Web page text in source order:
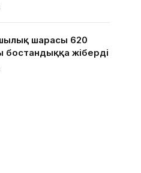
шарасы 620
бостандыққа жіберді